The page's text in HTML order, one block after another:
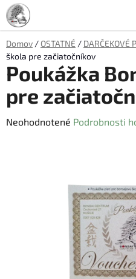
Prejsť
na
obsah
Domov / OSTATNÉ / DARČEKOVÉ
škola pre začiatočníkov
Poukážka
pre
Priemerné
Neohodnotené Podrobnosti